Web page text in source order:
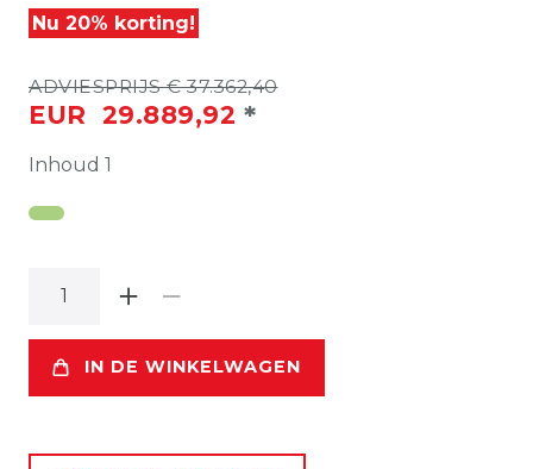
Nu 20% korting!
ADVIESPRIJS € 37.362,40
EUR 29.889,92 *
Inhoud 1
IN DE WINKELWAGEN